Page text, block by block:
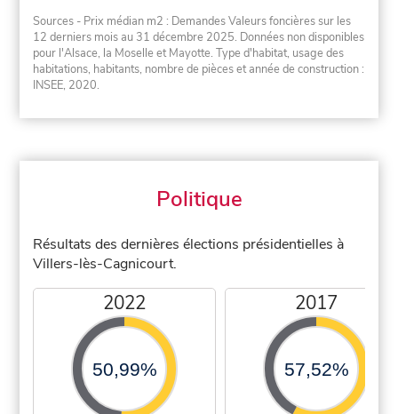
Sources - Prix médian m2 : Demandes Valeurs foncières sur les
12 derniers mois au 31 décembre 2025. Données non disponibles
pour l'Alsace, la Moselle et Mayotte. Type d'habitat, usage des
habitations, habitants, nombre de pièces et année de construction :
INSEE, 2020.
Politique
Résultats des dernières élections présidentielles à
Villers-lès-Cagnicourt.
2022
50,99%
2017
57,52%